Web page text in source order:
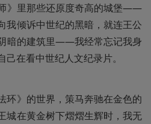
》里那些还原度奇高的城堡——
我倾诉中世纪的黑暗，就连王公
暗的建筑里——我经常忘记我身
在看中世纪人文纪录片。
环》的世界，策马奔驰在金色的
城在黄金树下熠熠生辉时，我无